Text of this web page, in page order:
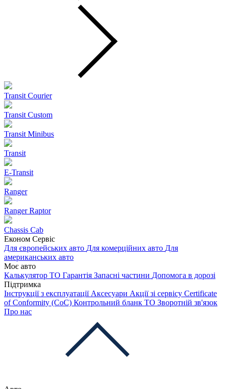
Transit Courier
Transit Custom
Transit Minibus
Transit
E-Transit
Ranger
Ranger Raptor
Chassis Cab
Економ Сервіс
Для європейських авто Для комерційних авто Для
американських авто
Моє авто
Калькулятор ТО Гарантія Запасні частини Допомога в дорозі
Підтримка
Інструкції з експлуатації Аксесуари Акції зі сервісу Certificate
of Conformity (CoC) Контрольний бланк ТО Зворотній зв'язок
Про нас